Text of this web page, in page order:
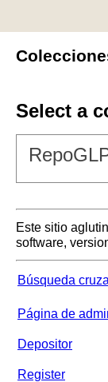
Select a
Este sitio
software,
Búsqueda
Página de
Depositor
Register